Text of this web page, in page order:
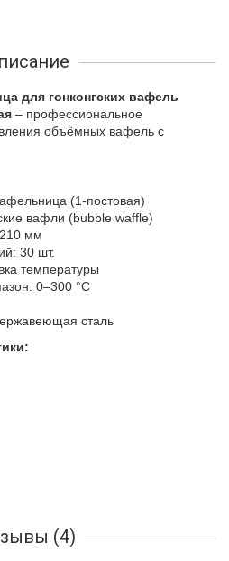
для гонконгских вафель
– профессиональное
объёмных вафель с
(1-постовая)
вафли (bubble waffle)
мм
30 шт.
температуры
0–300 °C
сталь
(4)